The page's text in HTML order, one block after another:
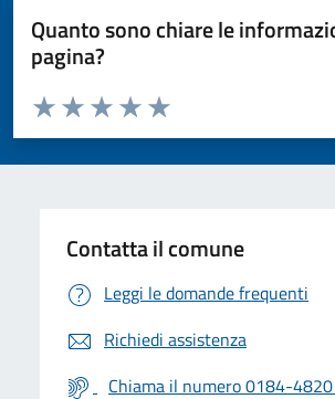
Quanto sono chiare le
pagina?
Valuta da 1 a 5 stelle la pagina
Valuta 5 stelle su 5
Valuta 4 stelle su 5
Valuta 3 stelle su 5
Valuta 2 stelle su 5
Valuta 1 stelle su 5
Contatta il comune
Leggi le domande frequenti
Richiedi assistenza
Chiama il numero 0184-